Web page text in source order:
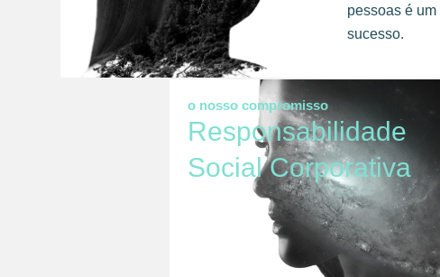
pessoas é
sucesso.
o nosso compromisso
Responsabilidade
Social Corporativa